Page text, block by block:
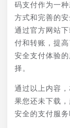
码支付作为一
方式和完善的
通过官方网站
付和转账，提
安全支付体验
择。
通过以上内容
果您还未下载
安全的支付服务